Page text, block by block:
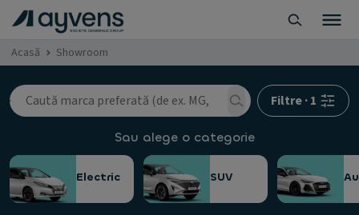
Acasă Showroom
Filtre·1
Sau alege o categorie
Electric SUV